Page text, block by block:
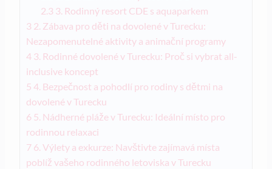
2.3 3. Rodinný resort CDE s aquaparkem
3 2. Zábava pro děti na dovolené v Turecku:
Nezapomenutelné aktivity a animační programy
4 3. Rodinné dovolené v Turecku: Proč si vybrat all-
inclusive koncept
5 4. Bezpečnost a pohodlí pro rodiny s dětmi na
dovolené v Turecku
6 5. Nádherné pláže v Turecku: Ideální místo pro
rodinnou relaxaci
7 6. Výlety a exkurze: Navštivte zajímavá místa
poblíž vašeho rodinného letoviska v Turecku